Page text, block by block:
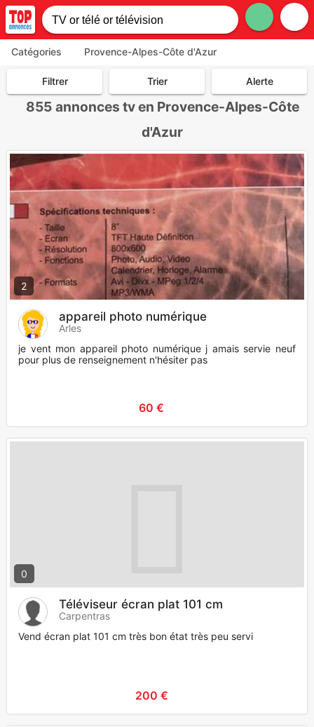
Catégories Provence-Alpes-Côte d'Azur
Filtrer Trier Alerte
855 annonces tv en Provence-Alpes-Côte
d'Azur
2
appareil photo numérique
Arles
je vent mon appareil photo numérique j amais servie neuf
pour plus de renseignement n'hésiter pas
60 €
0
Téléviseur écran plat 101 cm
Carpentras
Vend écran plat 101 cm très bon état très peu servi
200 €